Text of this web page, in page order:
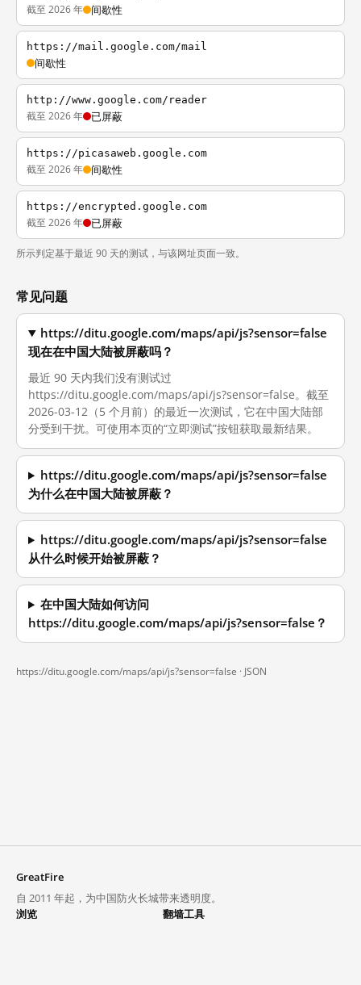
截至 2026 年 间歇性
https://mail.google.com/mail
间歇性
http://www.google.com/reader
截至 2026 年 已屏蔽
https://picasaweb.google.com
截至 2026 年 间歇性
https://encrypted.google.com
截至 2026 年 已屏蔽
所示判定基于最近 90 天的测试，与该网址页面一致。
常见问题
https://ditu.google.com/maps/api/js?sensor=false
现在在中国大陆被屏蔽吗？
最近 90 天内我们没有测试过
https://ditu.google.com/maps/api/js?sensor=false。截至
2026-03-12（5 个月前）的最近一次测试，它在中国大陆部
分受到干扰。可使用本页的“立即测试”按钮获取最新结果。
https://ditu.google.com/maps/api/js?sensor=false
为什么在中国大陆被屏蔽？
https://ditu.google.com/maps/api/js?sensor=false
从什么时候开始被屏蔽？
在中国大陆如何访问
https://ditu.google.com/maps/api/js?sensor=false？
https://ditu.google.com/maps/api/js?sensor=false · JSON
GreatFire
自 2011 年起，为中国防火长城带来透明度。
浏览
翻墙工具